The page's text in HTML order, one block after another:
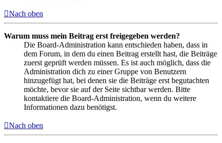
Nach oben
Warum muss mein Beitrag erst freigegeben werden?
Die Board-Administration kann entschieden haben, dass in
dem Forum, in dem du einen Beitrag erstellt hast, die Beiträge
zuerst geprüft werden müssen. Es ist auch möglich, dass die
Administration dich zu einer Gruppe von Benutzern
hinzugefügt hat, bei denen sie die Beiträge erst begutachten
möchte, bevor sie auf der Seite sichtbar werden. Bitte
kontaktiere die Board-Administration, wenn du weitere
Informationen dazu benötigst.
Nach oben